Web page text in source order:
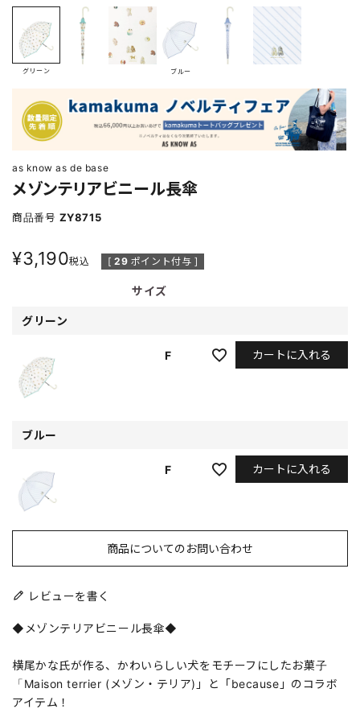
グリーン ブルー
as know as de base
メゾンテリアビニール長傘
商品番号 ZY8715
¥3,190税込 [ 29 ポイント付与 ]
サイズ
グリーン
F カートに入れる
ブルー
F カートに入れる
商品についてのお問い合わせ
レビューを書く
◆メゾンテリアビニール長傘◆
横尾かな氏が作る、かわいらしい犬をモチーフにしたお菓子
「Maison terrier (メゾン・テリア)」と「because」のコラボ
アイテム！